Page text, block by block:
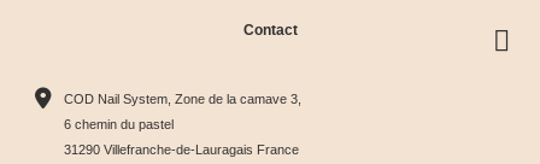
Contact
COD Nail System, Zone de la camave 3,
6 chemin du pastel
31290 Villefranche-de-Lauragais France